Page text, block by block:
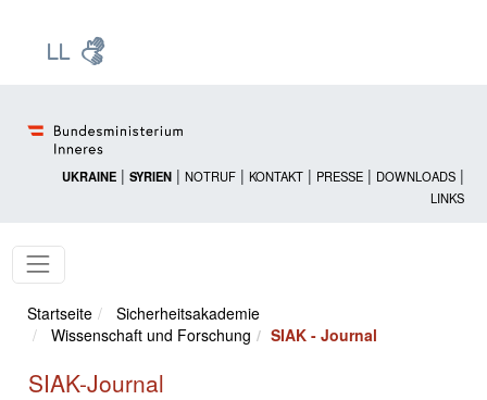
UKRAINE | SYRIEN | NOTRUF | KONTAKT | PRESSE | DOWNLOADS |
LINKS
Startseite
Sicherheitsakademie
Wissenschaft und Forschung
SIAK - Journal
SIAK-Journal